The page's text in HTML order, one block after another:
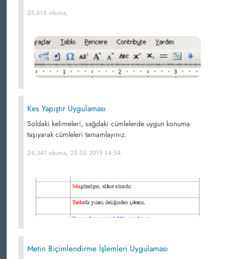
25,618 okuma,
Kes Yapıştır Uygulaması
Soldaki kelimeleri, sağdaki cümlelerde uygun konuma
taşıyarak cümleleri tamamlayınız.
24,341 okuma, 25.03.2019 14:54
Metin Biçimlendirme İşlemleri Uygulaması